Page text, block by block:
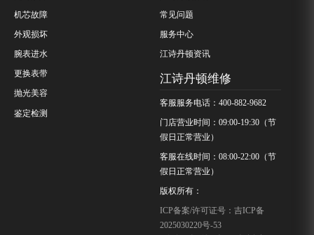
机芯故障
外观损坏
腕表进水
更换表带
抛光美容
鉴定检测
常见问题
服务中心
江诗丹顿资讯
江诗丹顿维修
客服服务电话：400-882-9682
门店营业时间：09:00-19:30（节
假日正常营业）
客服在线时间：08:00-22:00（节
假日正常营业）
版权所有：
ICP备案/许可证号：吉ICP备
2025030220号-53